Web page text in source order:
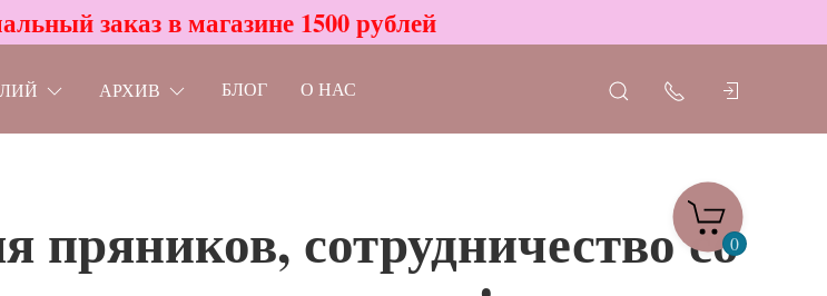
заказ в магазине 1500 рублей
АРХИВ БЛОГ О НАС
0
сотрудничество со